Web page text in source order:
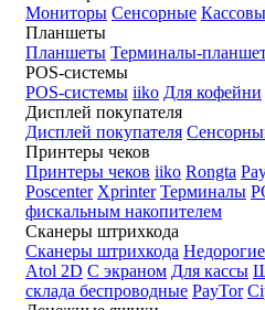
Мониторы Сенсорные
Планшеты
Планшеты Терминалы-
POS-системы
POS-системы iiko Для кофейни
Дисплей покупателя
Дисплей покупателя
Принтеры чеков
Принтеры чеков iiko Rongta
Poscenter Xprinter Терминалы
фискальным накопителем
Сканеры штрихкода
Сканеры штрихкода Недорогие
Atol 2D С экраном Для кассы
склада беспроводные PayTor